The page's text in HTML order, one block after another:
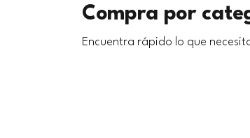
Compra por
Encuentra rápido lo que